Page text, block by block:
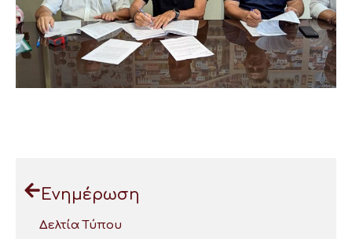
Ενημέρωση
Δελτία Τύπου